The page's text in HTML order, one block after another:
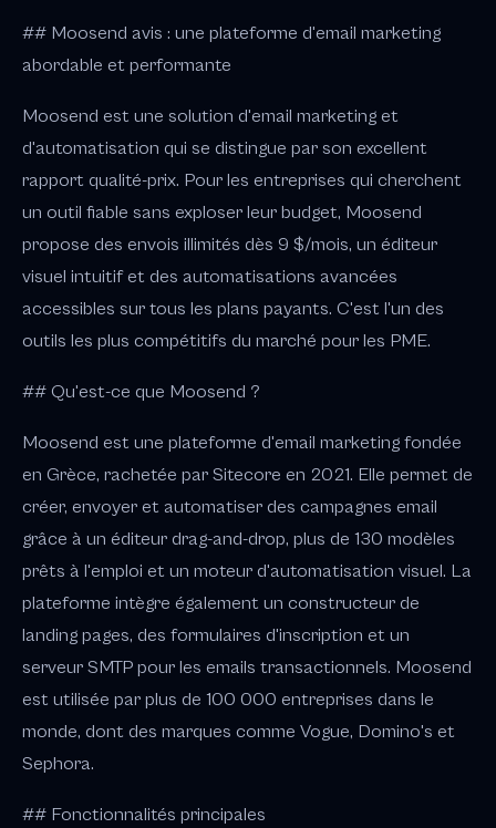
## Moosend avis : une plateforme d'email marketing
abordable et performante
Moosend est une solution d'email marketing et
d'automatisation qui se distingue par son excellent
rapport qualité-prix. Pour les entreprises qui cherchent
un outil fiable sans exploser leur budget, Moosend
propose des envois illimités dès 9 $/mois, un éditeur
visuel intuitif et des automatisations avancées
accessibles sur tous les plans payants. C'est l'un des
outils les plus compétitifs du marché pour les PME.
## Qu'est-ce que Moosend ?
Moosend est une plateforme d'email marketing fondée
en Grèce, rachetée par Sitecore en 2021. Elle permet de
créer, envoyer et automatiser des campagnes email
grâce à un éditeur drag-and-drop, plus de 130 modèles
prêts à l'emploi et un moteur d'automatisation visuel. La
plateforme intègre également un constructeur de
landing pages, des formulaires d'inscription et un
serveur SMTP pour les emails transactionnels. Moosend
est utilisée par plus de 100 000 entreprises dans le
monde, dont des marques comme Vogue, Domino's et
Sephora.
## Fonctionnalités principales